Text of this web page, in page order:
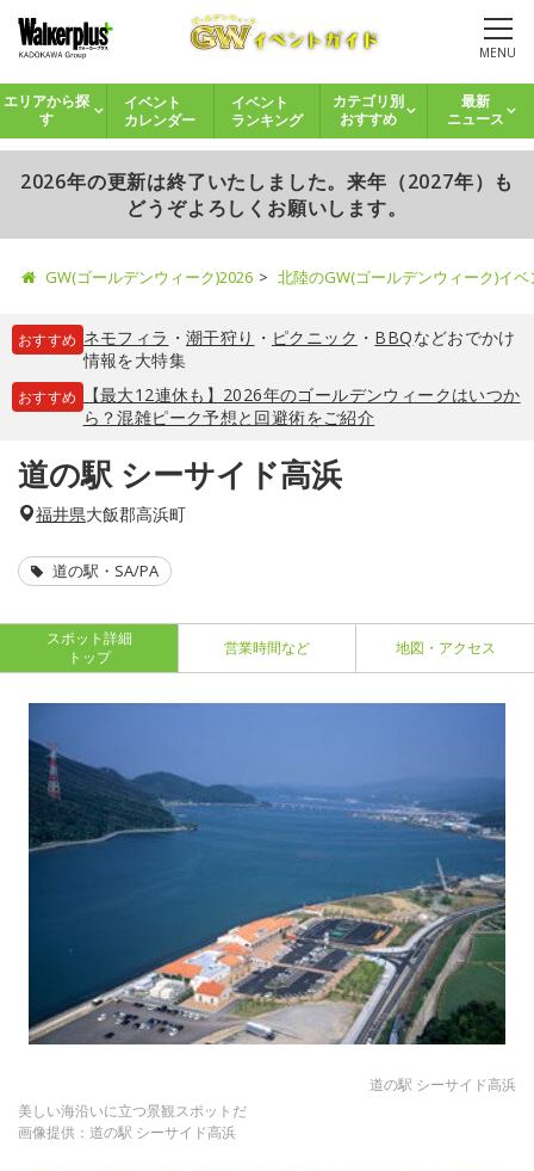
MENU
エリアから探
す
イベント
カレンダー
イベント
ランキング
カテゴリ別
おすすめ
最新
ニュース
2026年の更新は終了いたしました。来年（2027年）も
どうぞよろしくお願いします。
GW(ゴールデンウィーク)2026 北陸のGW(ゴールデンウィーク)イ
おすすめ ネモフィラ ・ 潮干狩り ・ ピクニック ・ BBQなどおでかけ
情報を大特集
おすすめ
【最大12連休も】2026年のゴールデンウィークはいつか
ら？混雑ピーク予想と回避術をご紹介
道の駅 シーサイド高浜
福井県大飯郡高浜町
道の駅・SA/PA
スポット詳細
トップ
営業時間など 地図・アクセス
道の駅 シーサイド高浜
美しい海沿いに立つ景観スポットだ
画像提供：道の駅 シーサイド高浜